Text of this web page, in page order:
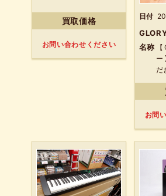
買取価格
お問い合わせください
日付
名称
ー
だ
お問